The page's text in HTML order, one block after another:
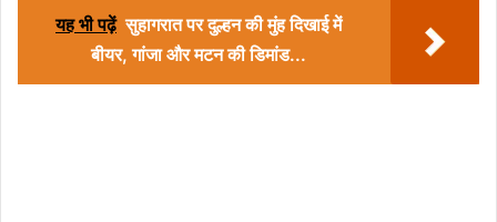
यह भी पढ़ें सुहागरात पर दुल्हन की मुंह दिखाई में
बीयर, गांजा और मटन की डिमांड...